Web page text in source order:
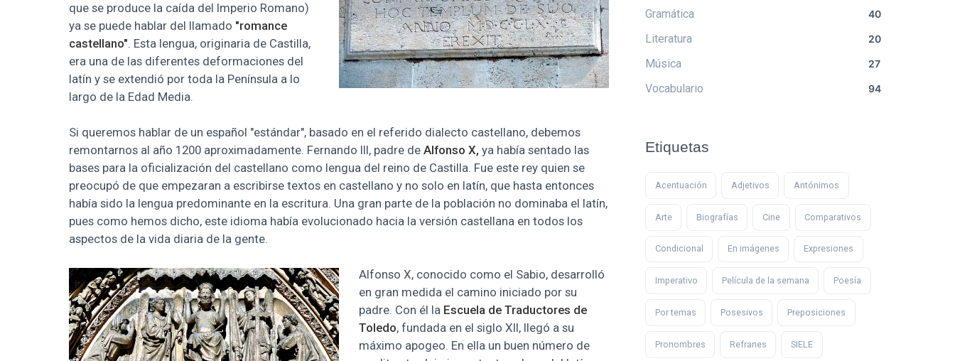
que se produce la caída del Imperio Romano)
ya se puede hablar del llamado "romance
castellano". Esta lengua, originaria de Castilla,
era una de las diferentes deformaciones del
latín y se extendió por toda la Península a lo
largo de la Edad Media.
Si queremos hablar de un español "estándar", basado en el referido dialecto castellano, debemos
remontarnos al año 1200 aproximadamente. Fernando III, padre de Alfonso X, ya había sentado las
bases para la oficialización del castellano como lengua del reino de Castilla. Fue este rey quien se
preocupó de que empezaran a escribirse textos en castellano y no solo en latín, que hasta entonces
había sido la lengua predominante en la escritura. Una gran parte de la población no dominaba el latín,
pues como hemos dicho, este idioma había evolucionado hacia la versión castellana en todos los
aspectos de la vida diaria de la gente.
Alfonso X, conocido como el Sabio, desarrolló
en gran medida el camino iniciado por su
padre. Con él la Escuela de Traductores de
Toledo, fundada en el siglo XII, llegó a su
máximo apogeo. En ella un buen número de
Gramática 40
Literatura 20
Música 27
Vocabulario 94
Etiquetas
Acentuación Adjetivos Antónimos
Arte Biografías Cine Comparativos
Condicional En imágenes Expresiones
Imperativo Película de la semana Poesía
Por temas Posesivos Preposiciones
Pronombres Refranes SIELE